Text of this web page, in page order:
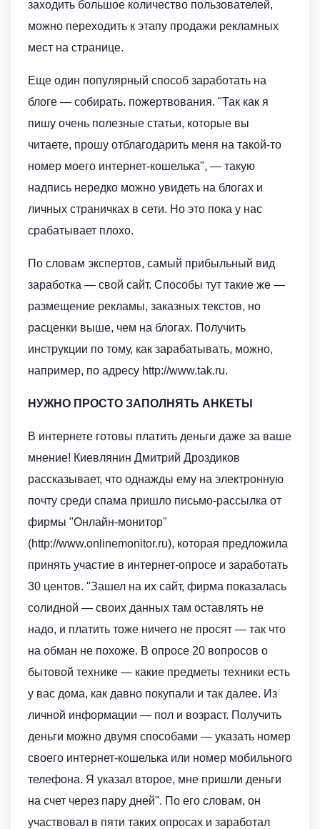
заходить большое количество пользователей,
можно переходить к этапу продажи рекламных
мест на странице.
Еще один популярный способ заработать на
блоге — собирать. пожертвования. "Так как я
пишу очень полезные статьи, которые вы
читаете, прошу отблагодарить меня на такой-то
номер моего интернет-кошелька", — такую
надпись нередко можно увидеть на блогах и
личных страничках в сети. Но это пока у нас
срабатывает плохо.
По словам экспертов, самый прибыльный вид
заработка — свой сайт. Способы тут такие же —
размещение рекламы, заказных текстов, но
расценки выше, чем на блогах. Получить
инструкции по тому, как зарабатывать, можно,
например, по адресу http://www.tak.ru.
НУЖНО ПРОСТО ЗАПОЛНЯТЬ АНКЕТЫ
В интернете готовы платить деньги даже за ваше
мнение! Киевлянин Дмитрий Дроздиков
рассказывает, что однажды ему на электронную
почту среди спама пришло письмо-рассылка от
фирмы "Онлайн-монитор"
(http://www.onlinemonitor.ru), которая предложила
принять участие в интернет-опросе и заработать
30 центов. "Зашел на их сайт, фирма показалась
солидной — своих данных там оставлять не
надо, и платить тоже ничего не просят — так что
на обман не похоже. В опросе 20 вопросов о
бытовой технике — какие предметы техники есть
у вас дома, как давно покупали и так далее. Из
личной информации — пол и возраст. Получить
деньги можно двумя способами — указать номер
своего интернет-кошелька или номер мобильного
телефона. Я указал второе, мне пришли деньги
на счет через пару дней". По его словам, он
участвовал в пяти таких опросах и заработал